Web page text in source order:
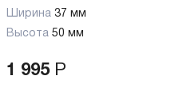
Ширина 37 мм
Высота 50 мм
1 995 Р